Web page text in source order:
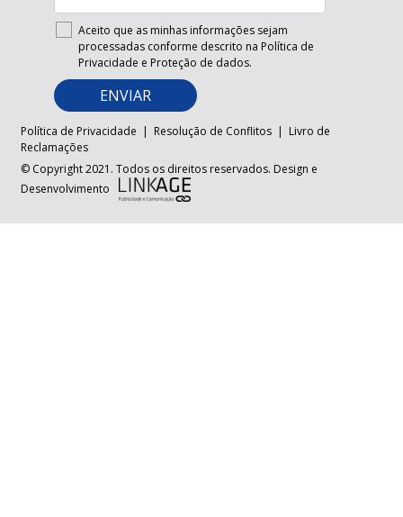
Aceito que as minhas informações sejam
processadas conforme descrito na Política de
Privacidade e Proteção de dados.
ENVIAR
Política de Privacidade | Resolução de Conflitos | Livro de
Reclamações
© Copyright 2021. Todos os direitos reservados. Design e
Desenvolvimento